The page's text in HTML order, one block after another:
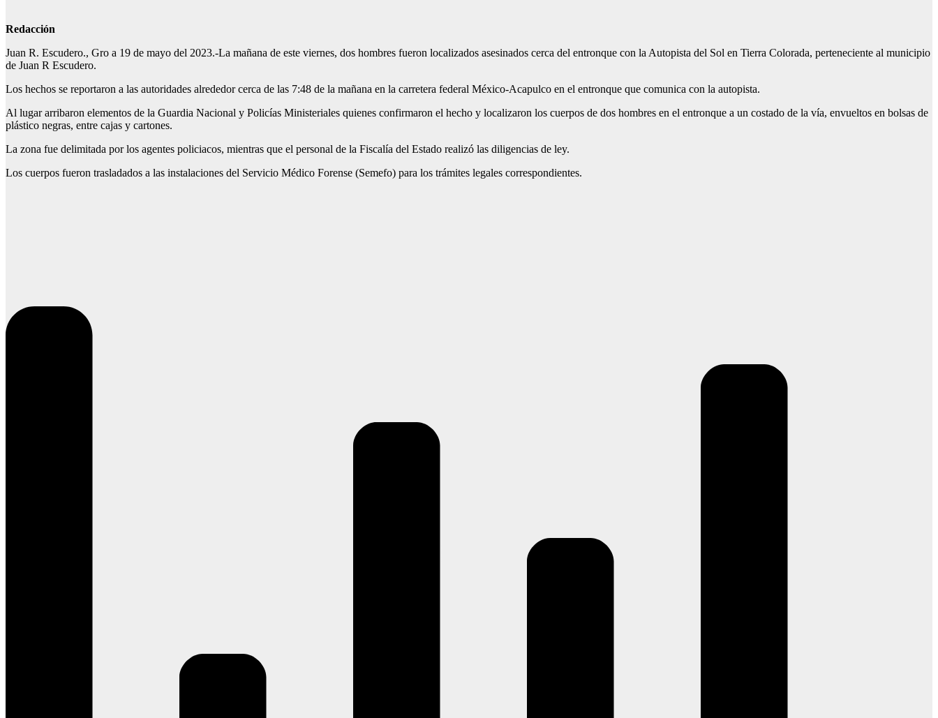
Redacción
Juan R. Escudero., Gro a 19 de mayo del 2023.-La mañana de este viernes, dos hombres fueron localizados asesinados cerca del entronque con la Autopista del Sol en Tierra Colorada, perteneciente al municipio
de Juan R Escudero.
Los hechos se reportaron a las autoridades alrededor cerca de las 7:48 de la mañana en la carretera federal México-Acapulco en el entronque que comunica con la autopista.
Al lugar arribaron elementos de la Guardia Nacional y Policías Ministeriales quienes confirmaron el hecho y localizaron los cuerpos de dos hombres en el entronque a un costado de la vía, envueltos en bolsas de
plástico negras, entre cajas y cartones.
La zona fue delimitada por los agentes policiacos, mientras que el personal de la Fiscalía del Estado realizó las diligencias de ley.
Los cuerpos fueron trasladados a las instalaciones del Servicio Médico Forense (Semefo) para los trámites legales correspondientes.